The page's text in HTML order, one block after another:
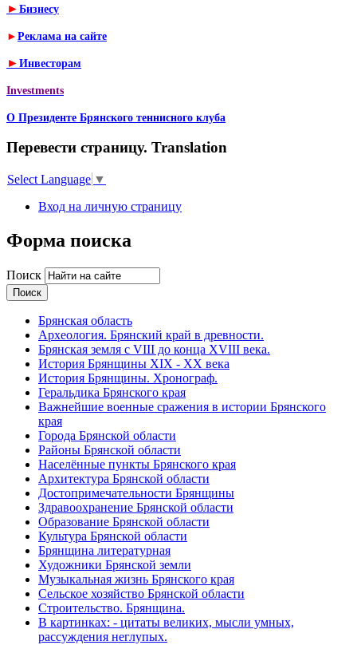
► Бизнесу
► Реклама на сайте
► Инвесторам
Investments
О Президенте Брянского теннисного клуба
Перевести страницу. Translation
Select Language ▼
Вход на личную страницу
Форма поиска
Поиск
Брянская область
Археология. Брянский край в древности.
Брянская земля с VIII до конца XVIII века.
История Брянщины XIX - XX века
История Брянщины. Хронограф.
Геральдика Брянского края
Важнейшие военные сражения в истории Брянского
края
Города Брянской области
Районы Брянской области
Населённые пункты Брянского края
Архитектура Брянской области
Достопримечательности Брянщины
Здравоохранение Брянской области
Образование Брянской области
Культура Брянской области
Брянщина литературная
Художники Брянской земли
Музыкальная жизнь Брянского края
Сельское хозяйство Брянской области
Строительство. Брянщина.
В картинках: - цитаты великих, мысли умных,
рассуждения неглупых.